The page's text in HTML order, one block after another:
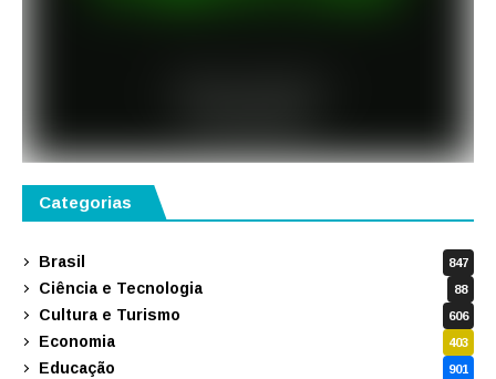
Categorias
Brasil 847
Ciência e Tecnologia 88
Cultura e Turismo 606
Economia 403
Educação 901